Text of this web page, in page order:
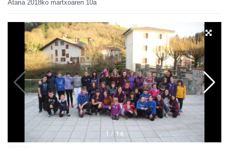
Ataria 2018ko martxoaren 10a